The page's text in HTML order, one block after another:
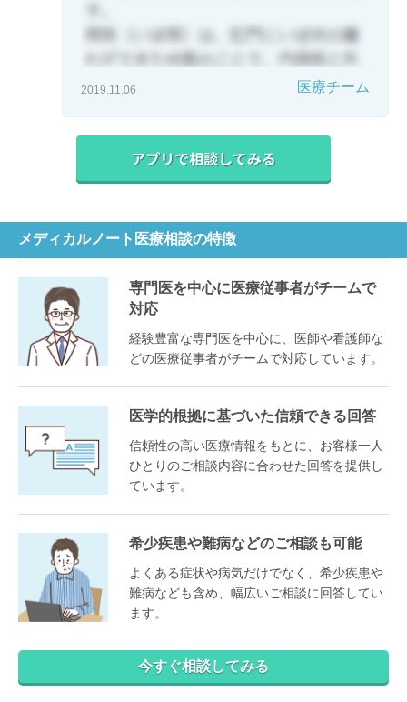
2019.11.06 医療チーム
メディカルノート医療相談の特徴
専門医を中心に医療従事者がチームで
対応
経験豊富な専門医を中心に、医師や看護師な
どの医療従事者がチームで対応しています。
医学的根拠に基づいた信頼できる回答
信頼性の高い医療情報をもとに、お客様一人
ひとりのご相談内容に合わせた回答を提供し
ています。
希少疾患や難病などのご相談も可能
よくある症状や病気だけでなく、希少疾患や
難病なども含め、幅広いご相談に回答してい
ます。
今すぐ相談してみる